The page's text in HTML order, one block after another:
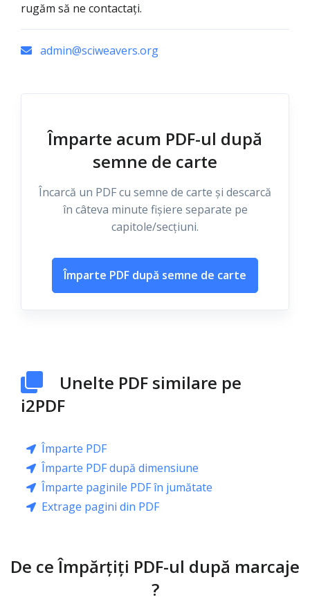
rugăm să ne contactați.
admin@sciweavers.org
Împarte acum PDF-ul după
semne de carte
Încarcă un PDF cu semne de carte și descarcă
în câteva minute fișiere separate pe
capitole/secțiuni.
Împarte PDF după semne de carte
Unelte PDF similare pe
i2PDF
Împarte PDF
Împarte PDF după dimensiune
Împarte paginile PDF în jumătate
Extrage pagini din PDF
De ce Împărțiți PDF-ul după marcaje
?